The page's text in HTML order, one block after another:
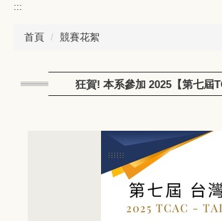
:::
首頁 競賽花絮
狂賀! 本系參加 2025【第七屆